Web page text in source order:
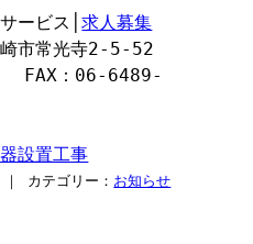
ービス│求人募集
市常光寺2-5-52
FAX：06-6489-
設置工事
カテゴリー： お知らせ